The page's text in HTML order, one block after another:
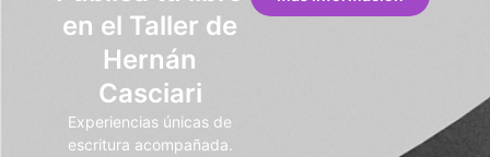
en el Taller de
Hernán
Casciari
Experiencias únicas de
escritura acompañada.